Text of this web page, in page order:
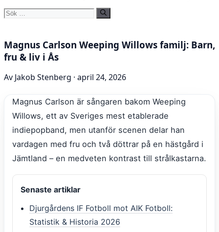
Sök
Magnus Carlson Weeping Willows familj: Barn,
fru & liv i Ås
Av Jakob Stenberg · april 24, 2026
Magnus Carlson är sångaren bakom Weeping
Willows, ett av Sveriges mest etablerade
indiepopband, men utanför scenen delar han
vardagen med fru och två döttrar på en hästgård i
Jämtland – en medveten kontrast till strålkastarna.
Senaste artiklar
Djurgårdens IF Fotboll mot AIK Fotboll:
Statistik & Historia 2026